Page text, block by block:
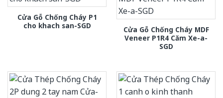
Cửa Gỗ Chống Cháy P1
cho khach san-SGD
Cửa Gỗ Chống Cháy MDF
Veneer P1R4 Căm Xe-a-
SGD